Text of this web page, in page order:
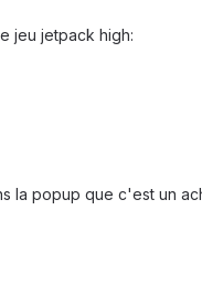
jeu jetpack high:
la popup que c'est un